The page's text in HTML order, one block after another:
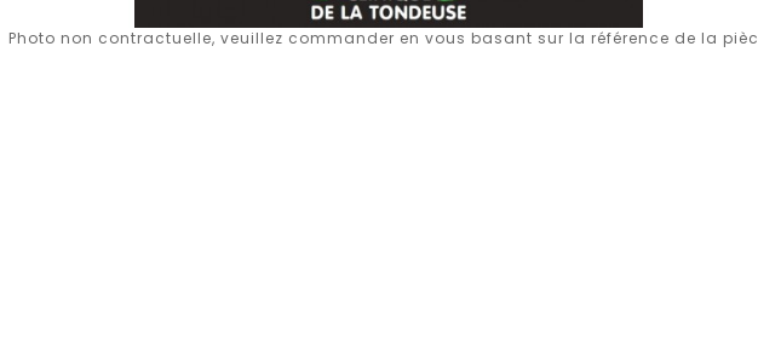
Photo non contractuelle, veuillez commander en vous basant sur la référence de la